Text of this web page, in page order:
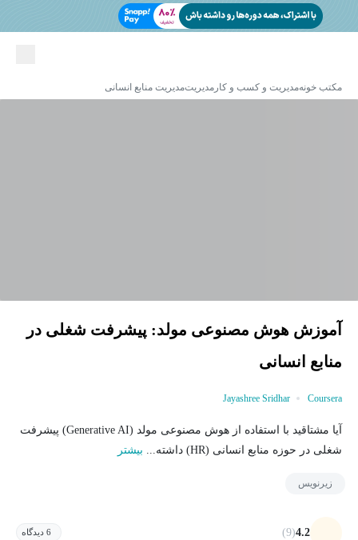
مکتب خونهمدیریت و کسب و کار مدیریتمدیریت منابع انسانی
آموزش هوش مصنوعی مولد: پیشرفت شغلی در
منابع انسانی
Coursera
Jayashree Sridhar
آیا مشتاقید با استفاده از هوش مصنوعی مولد (Generative AI) پیشرفت
شغلی در حوزه منابع انسانی (HR) داشته...
بیشتر
زیرنویس
4.2
(9) 6 دیدگاه